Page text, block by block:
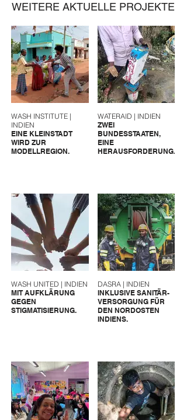
WEITERE AKTUELLE PROJEKTE
WASH INSTITUTE |
INDIEN
EINE KLEINSTADT
WIRD ZUR
MODELLREGION.
WATERAID | INDIEN
ZWEI
BUNDESSTAATEN,
EINE
HERAUSFORDERUNG.
WASH UNITED | INDIEN
MIT AUFKLÄRUNG
GEGEN
STIGMATISIERUNG.
DASRA | INDIEN
INKLUSIVE SANITÄR-
VERSORGUNG FÜR
DEN NORDOSTEN
INDIENS.